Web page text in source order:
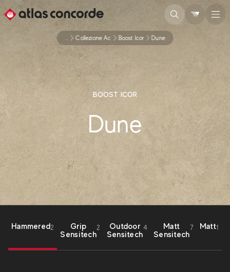
... Collezione Ac Boost Icor Dune
BOOST ICOR
Dune
Hammered2
Grip
Sensitech
2
Outdoor
Sensitech
4
Matt
Sensitech
7 Matt1